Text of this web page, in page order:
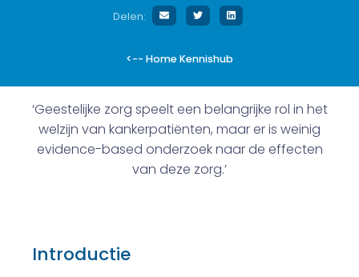
Delen:
<-- Home Kennishub
‘Geestelijke zorg speelt een belangrijke rol in het
welzijn van kankerpatiënten, maar er is weinig
evidence-based onderzoek naar de effecten
van deze zorg.’
Introductie